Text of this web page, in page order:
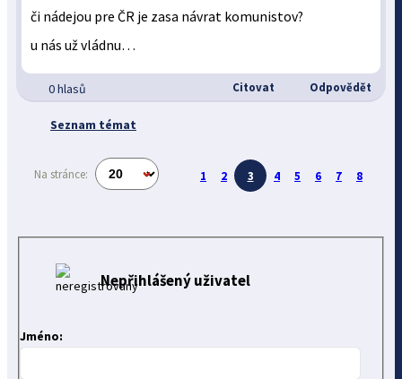
či nádejou pre ČR je zasa návrat komunistov?
u nás už vládnu…
0 hlasů Citovat Odpovědět
Seznam témat
Na stránce: 1 2 3 4 5 6 7 8
Nepřihlášený uživatel
Jméno: